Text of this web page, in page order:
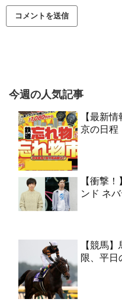
今週の人気記事
【最新
京の日程
【衝撃
ンド ネ
【競馬
限、平日